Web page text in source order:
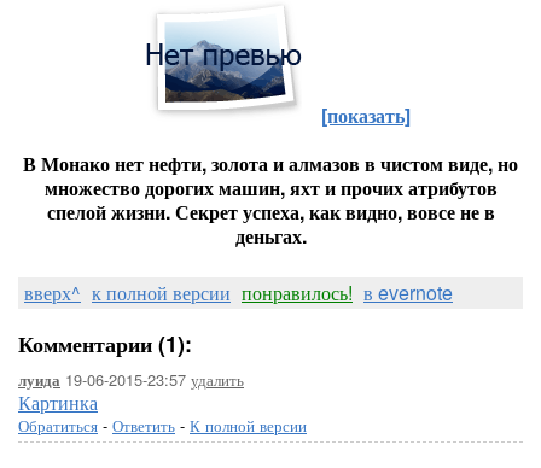
[показать]
В Монако нет нефти, золота и алмазов в чистом виде, но
множество дорогих машин, яхт и прочих атрибутов
спелой жизни. Секрет успеха, как видно, вовсе не в
деньгах.
вверх^ к полной версии понравилось! в evernote
Комментарии (1):
луида 19-06-2015-23:57 удалить
Картинка
Обратиться - Ответить - К полной версии